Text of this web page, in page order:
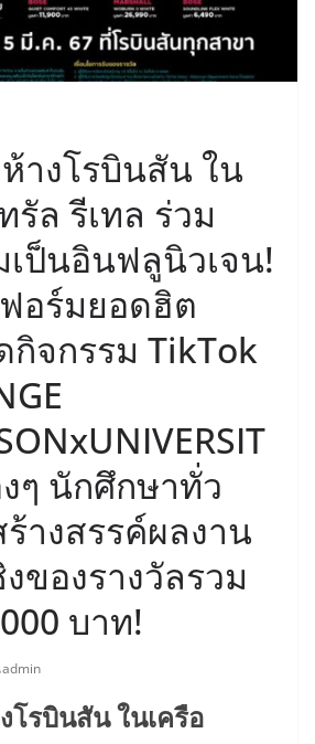
างโรบินสัน ใน
รัล รีเทล ร่วม
ป็นอินฟลูนิวเจน!
อร์มยอดฮิต
กิจกรรม TikTok
ๆ นักศึกษาทั่ว
างสรรค์ผลงาน
ของรางวัลรวม
บาท!
admin
โรบินสัน ในเครือ